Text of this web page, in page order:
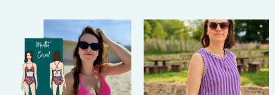
produit
plusieurs
variations.